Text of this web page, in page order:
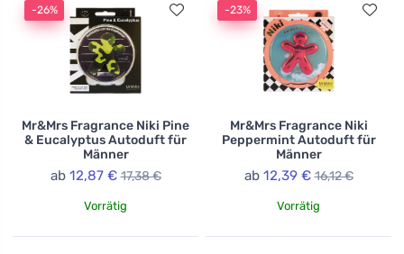
-26%
Mr&Mrs Fragrance Niki Pine
& Eucalyptus Autoduft für
Männer
ab 12,87 € 17,38 €
Vorrätig
-23%
Mr&Mrs Fragrance Niki
Peppermint Autoduft für
Männer
ab 12,39 € 16,12 €
Vorrätig